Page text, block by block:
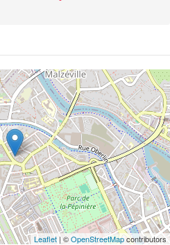
Leaflet| ©OpenStreetMapcontributors